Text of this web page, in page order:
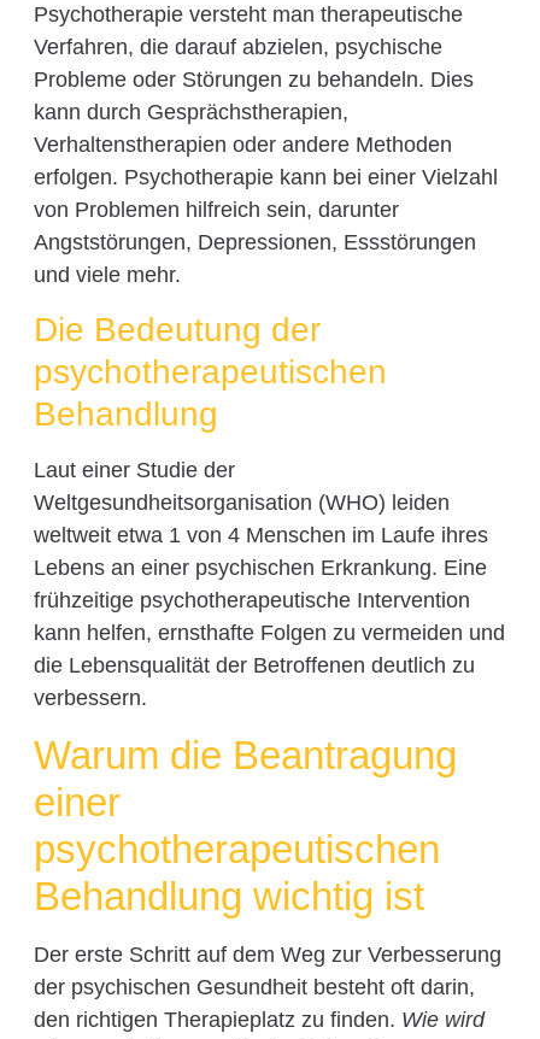
Psychotherapie versteht man therapeutische
Verfahren, die darauf abzielen, psychische
Probleme oder Störungen zu behandeln. Dies
kann durch Gesprächstherapien,
Verhaltenstherapien oder andere Methoden
erfolgen. Psychotherapie kann bei einer Vielzahl
von Problemen hilfreich sein, darunter
Angststörungen, Depressionen, Essstörungen
und viele mehr.
Die Bedeutung der
psychotherapeutischen
Behandlung
Laut einer Studie der
Weltgesundheitsorganisation (WHO) leiden
weltweit etwa 1 von 4 Menschen im Laufe ihres
Lebens an einer psychischen Erkrankung. Eine
frühzeitige psychotherapeutische Intervention
kann helfen, ernsthafte Folgen zu vermeiden und
die Lebensqualität der Betroffenen deutlich zu
verbessern.
Warum die Beantragung
einer
psychotherapeutischen
Behandlung wichtig ist
Der erste Schritt auf dem Weg zur Verbesserung
der psychischen Gesundheit besteht oft darin,
den richtigen Therapieplatz zu finden. Wie wird